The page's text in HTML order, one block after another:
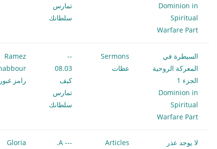
Dominion in
Spiritual
Warfare Part
تمارس
سلطانك
السيطرة في
المعركة الروحية
الجزء 1
Dominion in
Spiritual
Warfare Part
Sermons
عظات
--
08.03
كيف
تمارس
سلطانك
Ramez
رامز
لا يوجد عذر
Articles
--- A.
Gloria